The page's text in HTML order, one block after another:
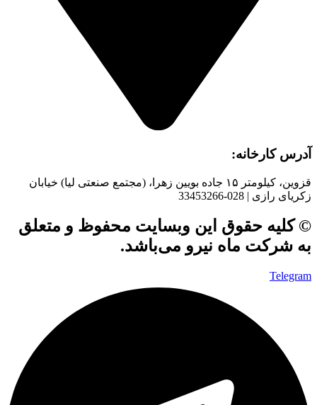
آدرس کارخانه:
قزوین، کیلومتر ۱۵ جاده بويین زهرا، (مجتمع صنعتی لیا) خیابان
زکریای رازی | 028-33453266
© کلیه حقوق این وبسایت محفوظ و متعلق
به شرکت ماه نیرو می‌باشد.
Telegram